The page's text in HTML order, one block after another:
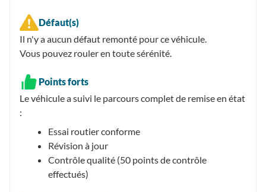
Défaut(s)
Il n'y a aucun défaut remonté pour ce véhicule.
Vous pouvez rouler en toute sérénité.
Points forts
Le véhicule a suivi le parcours complet de remise en état
:
Essai routier conforme
Révision à jour
Contrôle qualité (50 points de contrôle
effectués)